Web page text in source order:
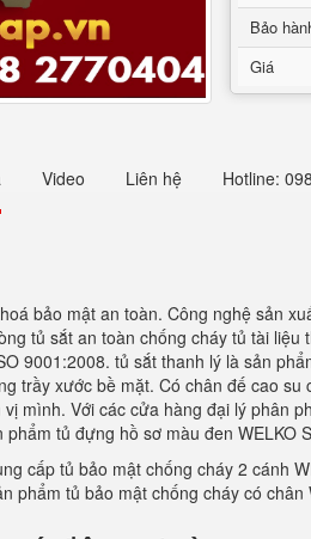
Bảo
Giá
Video Liên hệ Hotline:
bảo mật an toàn. Công nghệ sản
tủ sắt an toàn chống cháy tủ tài
9001:2008. tủ sắt thanh lý là sản
trầy xước bề mặt. Có chân đế cao
mình. Với các cửa hàng đại lý phân
tủ đựng hồ sơ màu đen WELKO
cấp tủ bảo mật chống cháy 2 cánh
phẩm tủ bảo mật chống cháy có